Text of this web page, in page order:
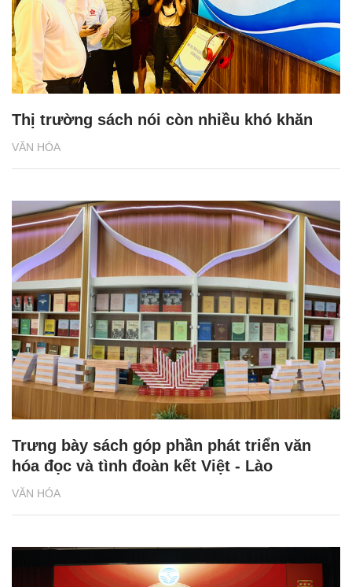
VĂN HÓA
Thị trường sách nói còn nhiều khó khăn
VĂN HÓA
Trưng bày sách góp phần phát triển văn
hóa đọc và tình đoàn kết Việt - Lào